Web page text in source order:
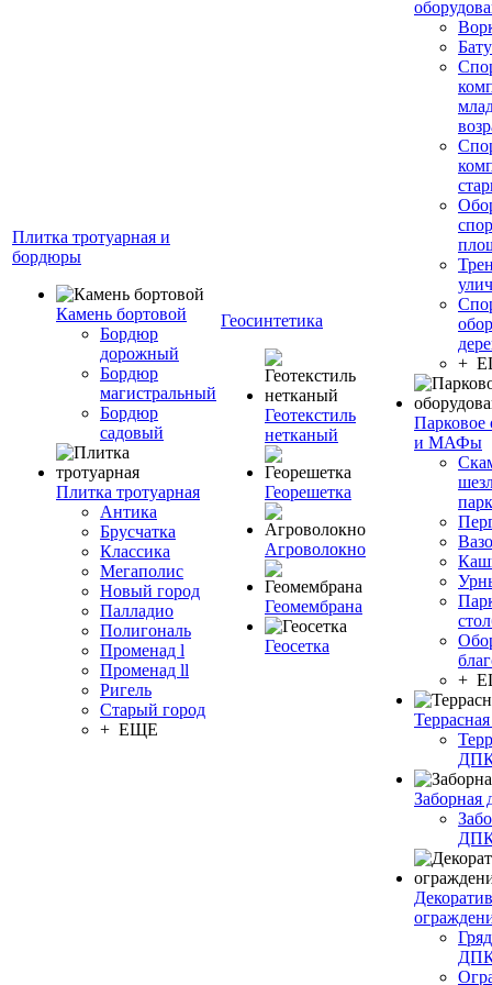
Плитка тротуарная и
бордюры
Камень бортовой
Бордюр
дорожный
Бордюр
магистральный
Бордюр
садовый
Плитка тротуарная
Антика
Брусчатка
Классика
Мегаполис
Новый город
Палладио
Полигональ
Променад l
Променад ll
Ригель
Старый город
+ ЕЩЕ
Геосинтетика
Геотекстиль
нетканый
Георешетка
Агроволокно
Геомембрана
Геосетка
+
Парковое
и МАФы
+
Заборная